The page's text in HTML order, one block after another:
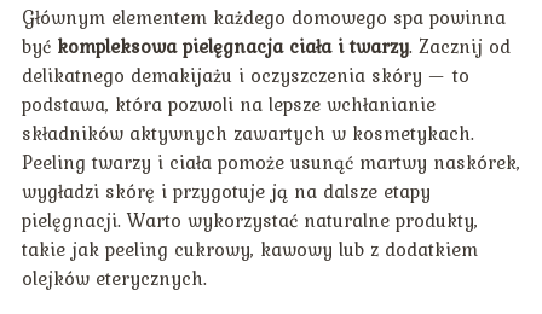
Głównym elementem każdego domowego spa powinna
byćkompleksowa pielęgnacja ciała i twarzy. Zacznij od
delikatnego demakijażu i oczyszczenia skóry — to
podstawa, która pozwoli na lepsze wchłanianie
składników aktywnych zawartych w kosmetykach.
Peeling twarzy i ciała pomoże usunąć martwy naskórek,
wygładzi skórę i przygotuje ją na dalsze etapy
pielęgnacji. Warto wykorzystać naturalne produkty,
takie jak peeling cukrowy, kawowy lub z dodatkiem
olejków eterycznych.